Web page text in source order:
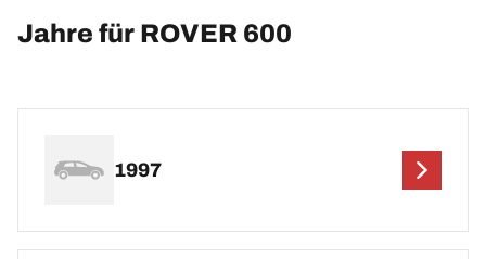
Jahre für ROVER 600
1997